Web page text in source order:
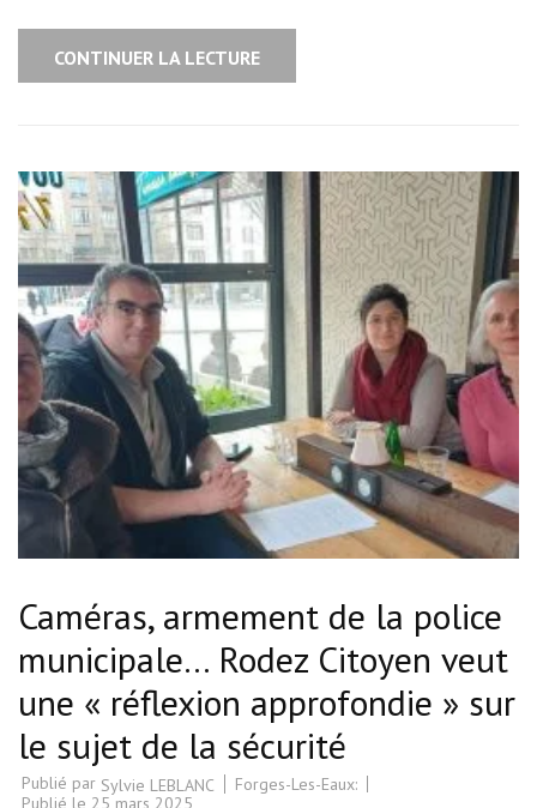
CONTINUER LA LECTURE
Caméras, armement de la police
municipale… Rodez Citoyen veut
une « réflexion approfondie » sur
le sujet de la sécurité
Publié par Sylvie LEBLANC
Forges-Les-Eaux:
Publié le 25 mars 2025